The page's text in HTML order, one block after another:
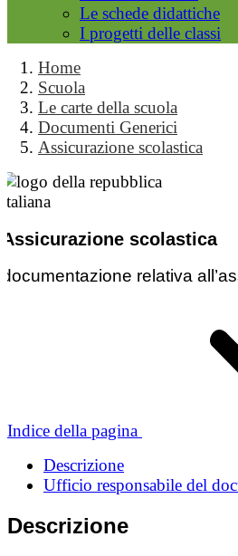
Le schede didattiche
I progetti delle classi
Home
Scuola
Le carte della scuola
Documenti Generici
Assicurazione scolastica
Assicurazione scolastica
documentazione relativa
Indice della pagina
Descrizione
Ufficio responsabile del
Descrizione